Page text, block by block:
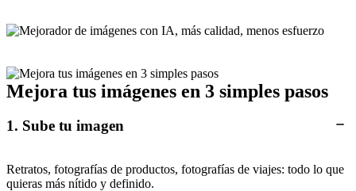
Mejora tus imágenes en 3 simples pasos
1. Sube tu imagen
Retratos, fotografías de productos, fotografías de viajes: todo lo que
quieras más nítido y definido.